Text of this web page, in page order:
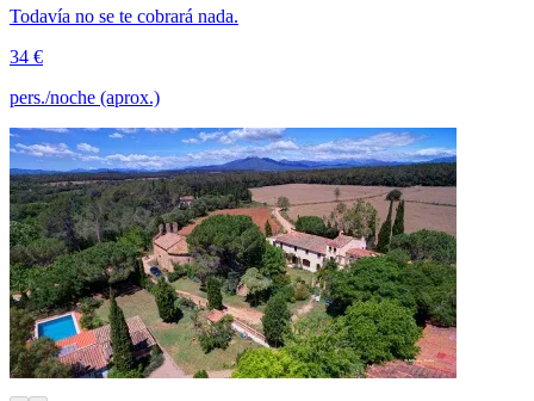
Todavía no se te cobrará nada.
34 €
pers./noche (aprox.)